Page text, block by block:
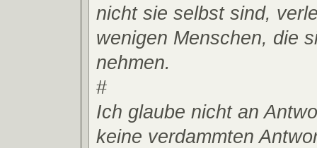
nicht sie selbst sind,
wenigen Menschen, die
nehmen.
#
Ich glaube nicht an
keine verdammten